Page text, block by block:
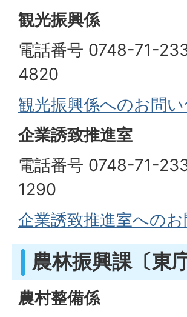
観光振興係
電話番号 0748-71-
4820
観光振興係へのお問
企業誘致推進室
電話番号 0748-71-
1290
企業誘致推進室への
農林振興課〔東
農村整備係